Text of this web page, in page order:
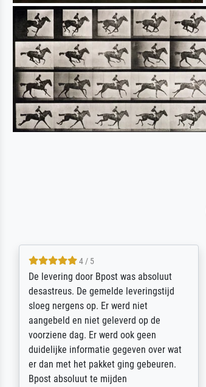
5 / 5
Sehr gute Qualität des Leinwanddrucks
und des Rahmens! Unser Bild wurde
sehr sorgfältig und sicher verpackt, so
dass es unbeschadet bei uns ankam. Es
wird nicht unser letzter Meisterdruck
sein. Vielen Dank!